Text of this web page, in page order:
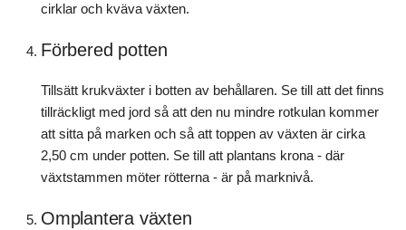
cirklar och kväva växten.
Förbered potten
Tillsätt krukväxter i botten av behållaren. Se till att det finns
tillräckligt med jord så att den nu mindre rotkulan kommer
att sitta på marken och så att toppen av växten är cirka
2,50 cm under potten. Se till att plantans krona - där
växtstammen möter rötterna - är på marknivå.
Omplantera växten